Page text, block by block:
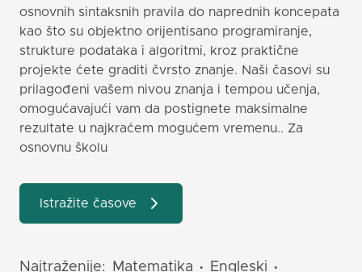
osnovnih sintaksnih pravila do naprednih koncepata
kao što su objektno orijentisano programiranje,
strukture podataka i algoritmi, kroz praktične
projekte ćete graditi čvrsto znanje. Naši časovi su
prilagođeni vašem nivou znanja i tempou učenja,
omogućavajući vam da postignete maksimalne
rezultate u najkraćem mogućem vremenu.. Za
osnovnu školu
Istražite časove
Najtraženije: Matematika • Engleski •